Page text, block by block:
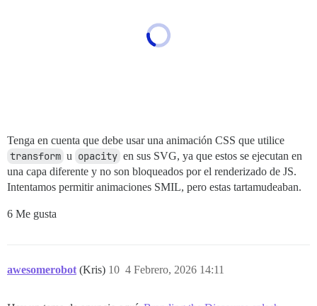
Tenga en cuenta que debe usar una animación CSS que utilice
transform u opacity en sus SVG, ya que estos se ejecutan en
una capa diferente y no son bloqueados por el renderizado de JS.
Intentamos permitir animaciones SMIL, pero estas tartamudeaban.
6 Me gusta
awesomerobot (Kris) 4 Febrero, 2026 14:11
10